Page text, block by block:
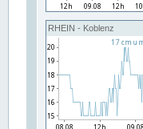
RHEIN - Koblenz